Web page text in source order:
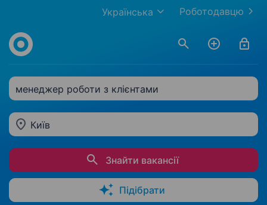
Роботодавцю
Українська
менеджер роботи з клієнтами
Київ
Знайти вакансії
Підібрати